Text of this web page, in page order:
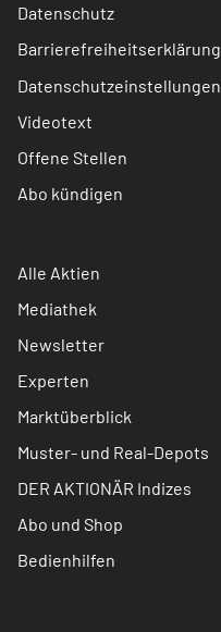
Datenschutz
Barrierefreiheitserklärung
Datenschutzeinstellungen
Videotext
Offene Stellen
Abo kündigen
Alle Aktien
Mediathek
Newsletter
Experten
Marktüberblick
Muster- und Real-Depots
DER AKTIONÄR Indizes
Abo und Shop
Bedienhilfen